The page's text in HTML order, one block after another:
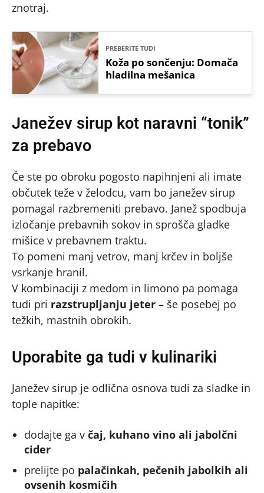
znotraj.
PREBERITE TUDI
Koža po sončenju: Domača
hladilna mešanica
Janežev sirup kot naravni “tonik”
za prebavo
Če ste po obroku pogosto napihnjeni ali imate
občutek teže v želodcu, vam bo janežev sirup
pomagal razbremeniti prebavo. Janež spodbuja
izločanje prebavnih sokov in sprošča gladke
mišice v prebavnem traktu.
To pomeni manj vetrov, manj krčev in boljše
vsrkanje hranil.
V kombinaciji z medom in limono pa pomaga
tudi pri razstrupljanju jeter – še posebej po
težkih, mastnih obrokih.
Uporabite ga tudi v kulinariki
Janežev sirup je odlična osnova tudi za sladke in
tople napitke:
dodajte ga v čaj, kuhano vino ali jabolčni
cider
prelijte po palačinkah, pečenih jabolkih ali
ovsenih kosmičih